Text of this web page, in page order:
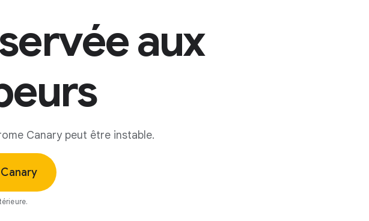
aux
Canary peut être instable.